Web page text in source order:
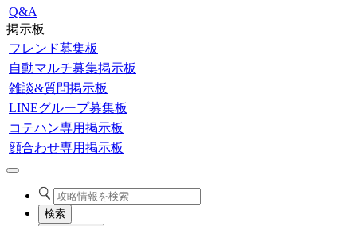
Q&A
掲示板
フレンド募集板
自動マルチ募集掲示板
雑談&質問掲示板
LINEグループ募集板
コテハン専用掲示板
顔合わせ専用掲示板
検索